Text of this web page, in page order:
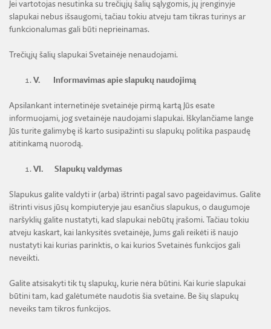
Jei vartotojas nesutinka su trečiųjų šalių sąlygomis, jų įrenginyje
slapukai nebus išsaugomi, tačiau tokiu atveju tam tikras turinys ar
funkcionalumas gali būti neprieinamas.
Trečiųjų šalių slapukai Svetainėje nenaudojami.
V. Informavimas apie slapukų naudojimą
Apsilankant internetinėje svetainėje pirmą kartą Jūs esate
informuojami, jog svetainėje naudojami slapukai. Iškylančiame lange
Jūs turite galimybę iš karto susipažinti su slapukų politika paspaudę
atitinkamą nuorodą.
VI. Slapukų valdymas
Slapukus galite valdyti ir (arba) ištrinti pagal savo pageidavimus. Galite
ištrinti visus jūsų kompiuteryje jau esančius slapukus, o daugumoje
naršyklių galite nustatyti, kad slapukai nebūtų įrašomi. Tačiau tokiu
atveju kaskart, kai lankysitės svetainėje, Jums gali reikėti iš naujo
nustatyti kai kurias parinktis, o kai kurios Svetainės funkcijos gali
neveikti.
Galite atsisakyti tik tų slapukų, kurie nėra būtini. Kai kurie slapukai
būtini tam, kad galėtumėte naudotis šia svetaine. Be šių slapukų
neveiks tam tikros funkcijos.